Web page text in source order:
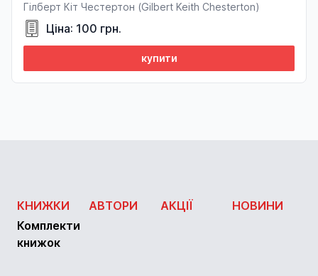
Гілберт Кіт Честертон (Gilbert Keith Chesterton)
Ціна: 100 грн.
купити
КНИЖКИ
Комплекти
книжок
АВТОРИ АКЦІЇ НОВИНИ